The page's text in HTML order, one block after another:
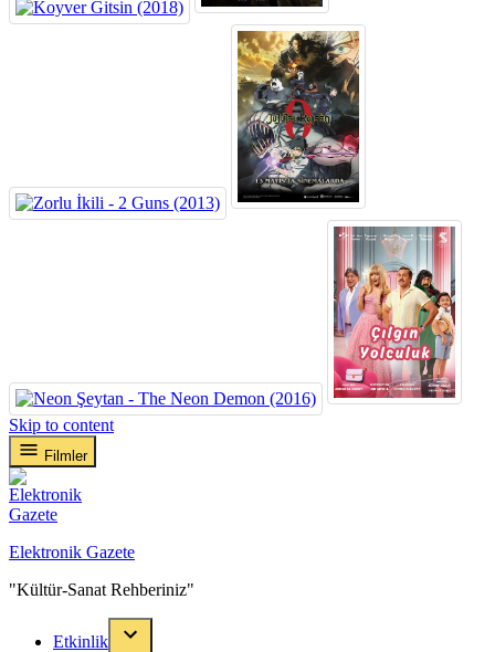
Skip to content
Filmler
Elektronik Gazete
"Kültür-Sanat Rehberiniz"
Etkinlik